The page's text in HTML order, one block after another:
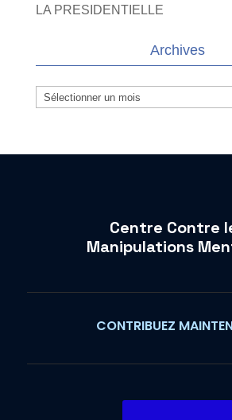
LA PRESIDENTIELLE
Archives
Archives
Centre Contre
Manipulations
CONTRIBUEZ